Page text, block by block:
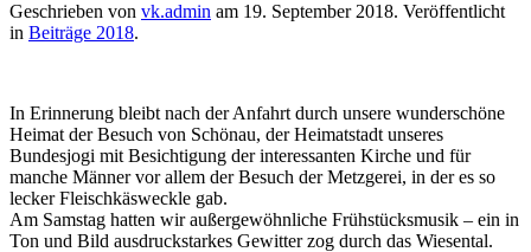
Geschrieben von vk.admin am 19. September 2018. Veröffentlicht
in Beiträge 2018.
In Erinnerung bleibt nach der Anfahrt durch unsere wunderschöne
Heimat der Besuch von Schönau, der Heimatstadt unseres
Bundesjogi mit Besichtigung der interessanten Kirche und für
manche Männer vor allem der Besuch der Metzgerei, in der es so
lecker Fleischkäsweckle gab.
Am Samstag hatten wir außergewöhnliche Frühstücksmusik – ein in
Ton und Bild ausdruckstarkes Gewitter zog durch das Wiesental.